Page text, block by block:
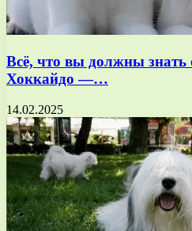
Всё, что вы должны знать
Хоккайдо —…
14.02.2025